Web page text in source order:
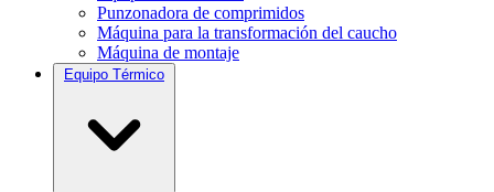
Punzonadora de comprimidos
Máquina para la transformación del caucho
Máquina de montaje
Equipo Térmico